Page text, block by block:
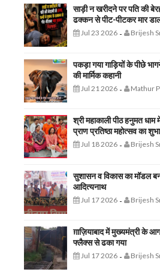
साड़ी न खरीदने पर पति की
ढक्कन से पीट-पीटकर मार
Jul 23 2026- Brijesh
पकड़ा गया गाड़ियों के पीछे
की मार्मिक कहानी
Jul 21 2026- Mathur
श्री महाकाली पीठ हनुमत धाम
प्राण प्रतिष्ठा महोत्सव का
Jul 18 2026- Brijesh
सुशासन व विकास का मॉडल
आदित्यनाथ
Jul 17 2026- Brijesh
ग़ाज़ियाबाद में मुख्यमंत्री के
फ्लैक्स से ढका गया
Jul 17 2026- Brijesh